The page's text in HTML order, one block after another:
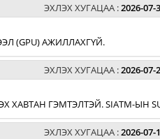
ЭХЛЭХ ХУГАЦАА :2026-07-
(GPU) АЖИЛЛАХГҮЙ.
ЭХЛЭХ ХУГАЦАА :2026-07-
ХАВТАН ГЭМТЭЛТЭЙ. SIATM-ЫН
ЭХЛЭХ ХУГАЦАА :2026-07-